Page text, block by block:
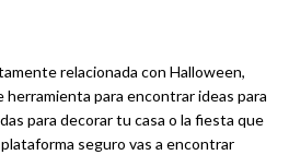
relacionada con Halloween,
para encontrar ideas para
para decorar tu casa o la fiesta que
seguro vas a encontrar